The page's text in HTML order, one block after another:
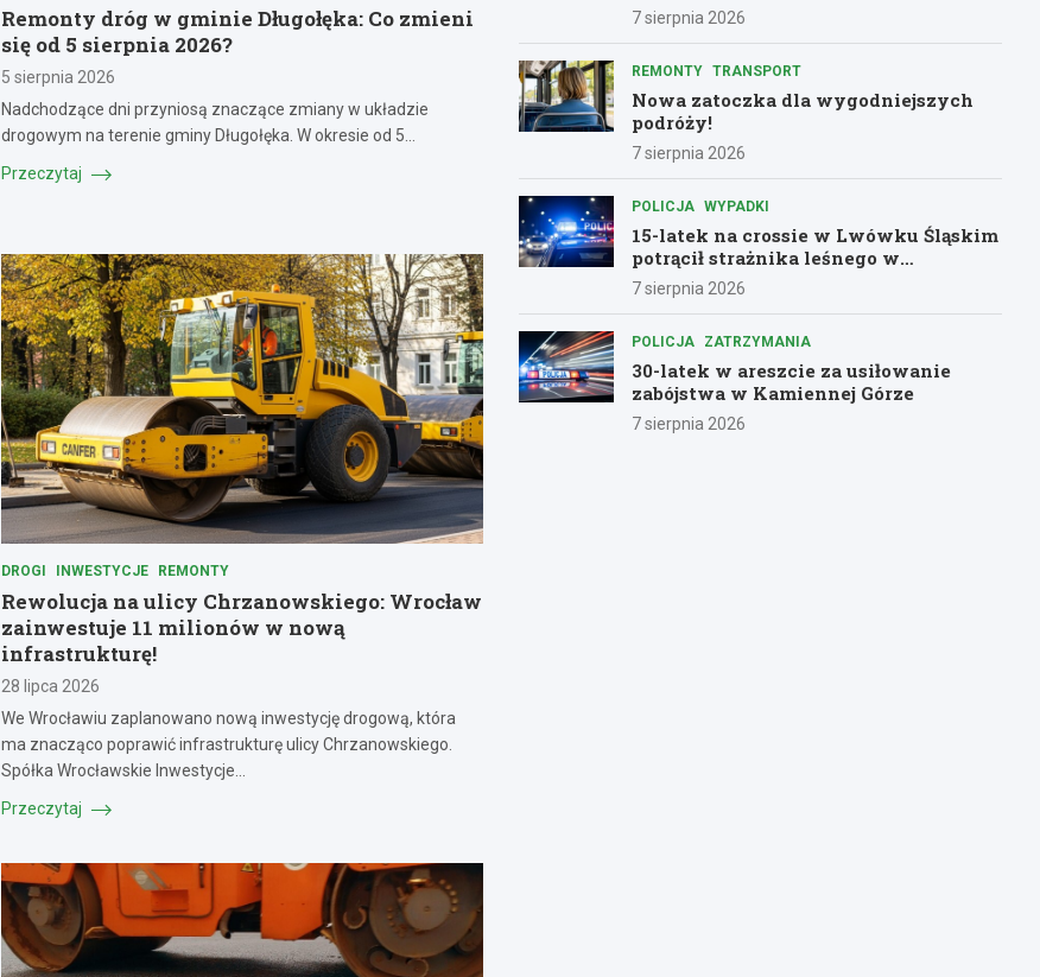
Remonty dróg w gminie Długołęka: Co zmieni
się od 5 sierpnia 2026?
5 sierpnia 2026
Nadchodzące dni przyniosą znaczące zmiany w układzie
drogowym na terenie gminy Długołęka. W okresie od 5…
Przeczytaj
DROGI INWESTYCJE REMONTY
Rewolucja na ulicy Chrzanowskiego: Wrocław
zainwestuje 11 milionów w nową
infrastrukturę!
28 lipca 2026
We Wrocławiu zaplanowano nową inwestycję drogową, która
ma znacząco poprawić infrastrukturę ulicy Chrzanowskiego.
Spółka Wrocławskie Inwestycje…
Przeczytaj
7 sierpnia 2026
REMONTY TRANSPORT
Nowa zatoczka dla wygodniejszych
podróży!
7 sierpnia 2026
POLICJA WYPADKI
15-latek na crossie w Lwówku Śląskim
potrącił strażnika leśnego w
dramatycznej ucieczce przed policją
7 sierpnia 2026
POLICJA ZATRZYMANIA
30-latek w areszcie za usiłowanie
zabójstwa w Kamiennej Górze
7 sierpnia 2026